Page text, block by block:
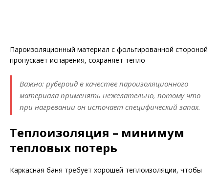
Пароизоляционный материал с фольгированной стороной
пропускает испарения, сохраняет тепло
Важно: рубероид в качестве пароизоляционного
материала применять нежелательно, потому что
при нагревании он источает специфический запах.
Теплоизоляция – минимум
тепловых потерь
Каркасная баня требует хорошей теплоизоляции, чтобы